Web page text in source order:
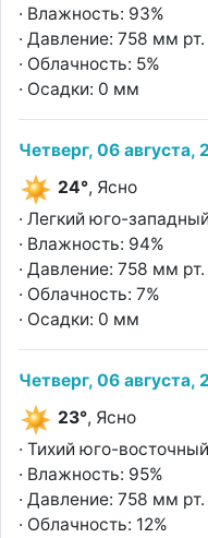
· Влажность: 93%
· Давление: 758 мм рт.
· Облачность: 5%
· Осадки: 0 мм
Четверг, 06 августа,
24°, Ясно
· Легкий юго-
· Влажность: 94%
· Давление: 758 мм рт.
· Облачность: 7%
· Осадки: 0 мм
Четверг, 06 августа,
23°, Ясно
· Тихий юго-
· Влажность: 95%
· Давление: 758 мм рт.
· Облачность: 12%